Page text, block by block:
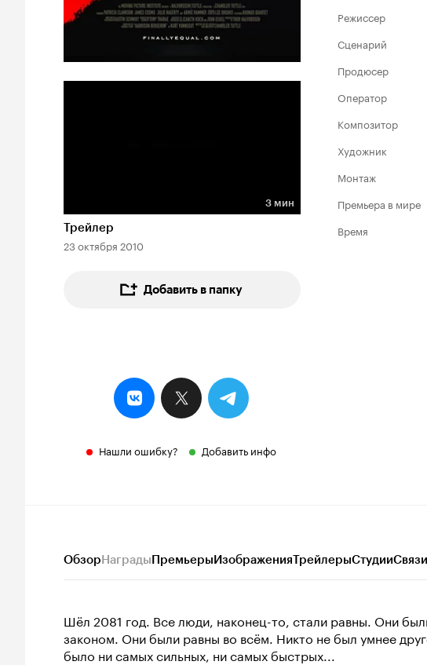
Длительность 3 мин
3 мин
Трейлер
23 октября 2010
Добавить в папку
Нашли ошибку? Добавить инфо
Режиссер
Сценарий
Продюсер
Оператор
Композитор
Художник
Монтаж
Премьера в мире
Время
ОбзорНаградыПремьерыИзображенияТрейлерыСтудииСвязи
Шёл 2081 год. Все люди, наконец-то, стали равны. Они
законом. Они были равны во всём. Никто не был умнее
было ни самых сильных, ни самых быстрых...